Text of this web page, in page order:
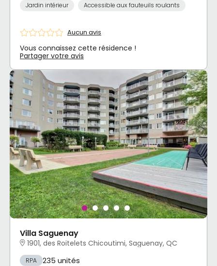
Jardin intérieur Accessible aux fauteuils roulants
Aucun avis
Vous connaissez cette résidence !
Partager votre avis
Villa Saguenay
1901, des Roitelets Chicoutimi, Saguenay, QC
RPA 235 unités